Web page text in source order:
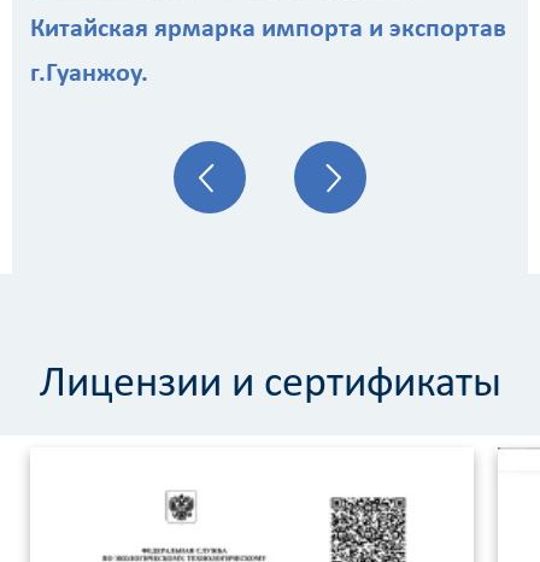
Китайская ярмарка импорта и экспортав
г.Гуанжоу.
Лицензии и сертификаты